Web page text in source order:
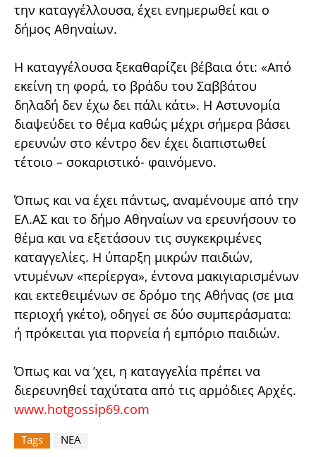
την καταγγέλλουσα, έχει ενημερωθεί και ο
δήμος Αθηναίων.
Η καταγγέλουσα ξεκαθαρίζει βέβαια ότι: «Από
εκείνη τη φορά, το βράδυ του Σαββάτου
δηλαδή δεν έχω δει πάλι κάτι». Η Αστυνομία
διαψεύδει το θέμα καθώς μέχρι σήμερα βάσει
ερευνών στο κέντρο δεν έχει διαπιστωθεί
τέτοιο – σοκαριστικό- φαινόμενο.
Όπως και να έχει πάντως, αναμένουμε από την
ΕΛ.ΑΣ και το δήμο Αθηναίων να ερευνήσουν το
θέμα και να εξετάσουν τις συγκεκριμένες
καταγγελίες. Η ύπαρξη μικρών παιδιών,
ντυμένων «περίεργα», έντονα μακιγιαρισμένων
και εκτεθειμένων σε δρόμο της Αθήνας (σε μια
περιοχή γκέτο), οδηγεί σε δύο συμπεράσματα:
ή πρόκειται για πορνεία ή εμπόριο παιδιών.
Όπως και να ’χει, η καταγγελία πρέπει να
διερευνηθεί ταχύτατα από τις αρμόδιες Αρχές.
www.hotgossip69.com
Tags ΝΕΑ